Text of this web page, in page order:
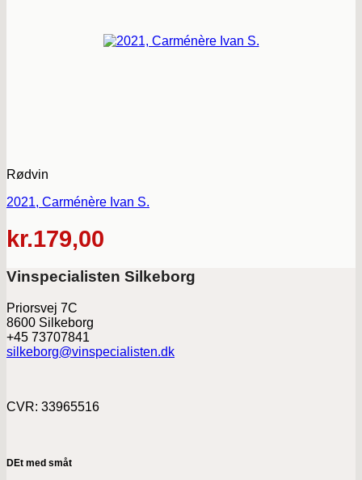
Rødvin
2021, Carménère Ivan S.
kr.179,00
Vinspecialisten Silkeborg
Priorsvej 7C
8600 Silkeborg
+45 73707841
silkeborg@vinspecialisten.dk
CVR: 33965516
DEt med småt